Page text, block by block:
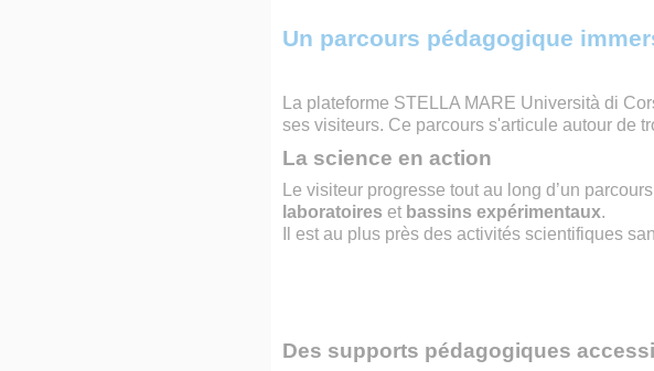
Un parcours pédagogique
La plateforme STELLA MARE Università di
ses visiteurs. Ce parcours s'articule autour de
La science en action
Le visiteur progresse tout au long d’un
laboratoires et bassins expérimentaux.
Il est au plus près des activités scientifiques
Des supports pédagogiques